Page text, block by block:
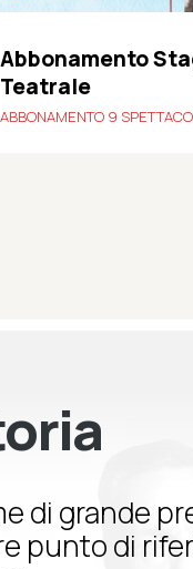
Abbonamento
Teatrale
ABBONAMENTO 9
di grande
punto di